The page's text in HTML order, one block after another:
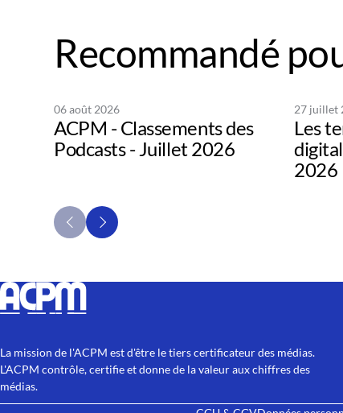
Recommandé
06 août 2026
ACPM - Classements des
Podcasts - Juillet 2026
27 juillet
Les
2026
La mission de l'ACPM est d'être le tiers certificateur des médias.
L'ACPM contrôle, certifie et donne de la valeur aux chiffres des
médias.